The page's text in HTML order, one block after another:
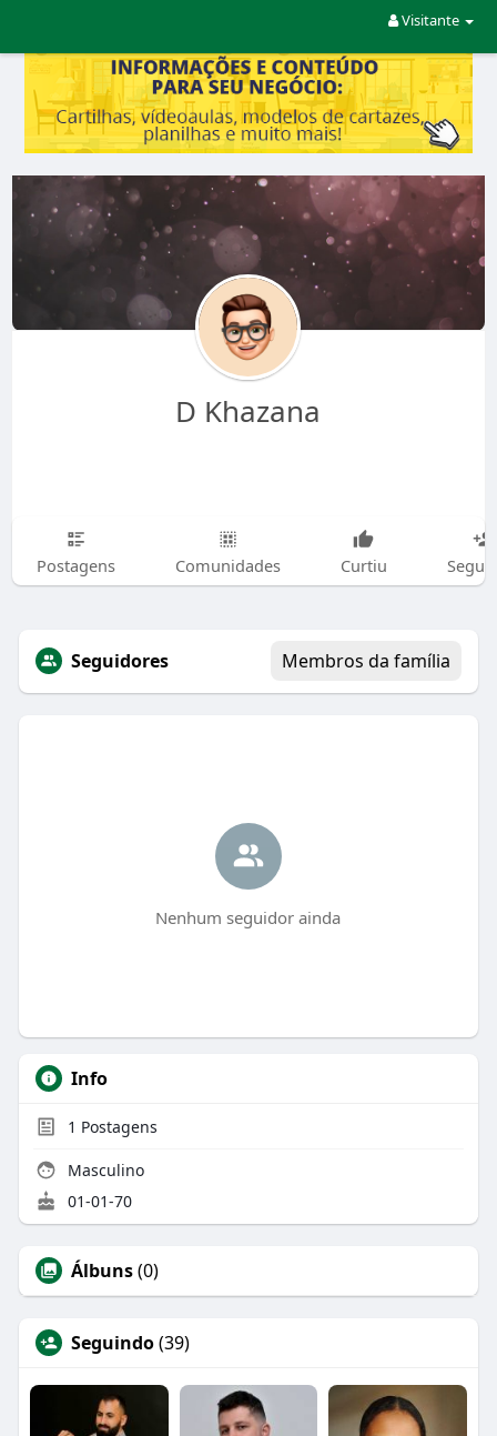
Visitante
D Khazana
Postagens Comunidades Curtiu
Seguidores Membros da família
Nenhum seguidor ainda
Info
1 Postagens
Masculino
01-01-70
Álbuns(0)
Seguindo(39)